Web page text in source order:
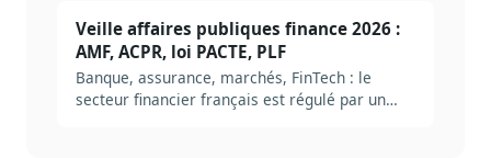
Veille affaires publiques finance 2026 :
AMF, ACPR, loi PACTE, PLF
Banque, assurance, marchés, FinTech : le
secteur financier français est régulé par un